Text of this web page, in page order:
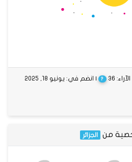
الآراء: 36 ? | انضم في: يونيو 18, 2025
من الجزائر